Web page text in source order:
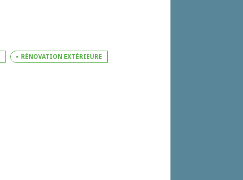
RÉNOVATION EXTÉRIEURE